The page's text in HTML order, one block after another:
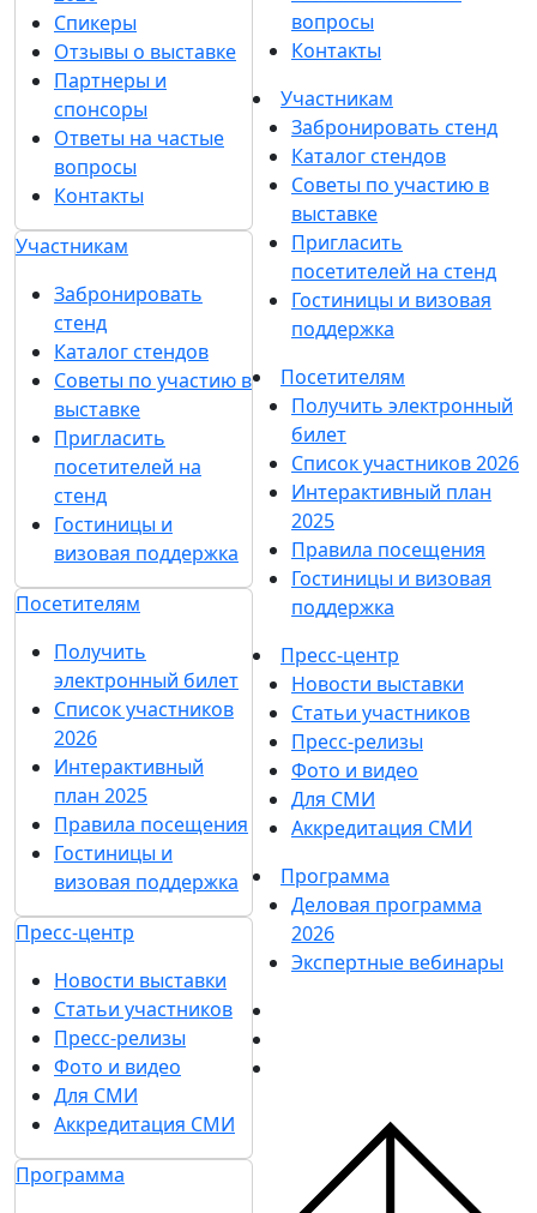
Спикеры
Отзывы о выставке
Партнеры и
спонсоры
Ответы на частые
вопросы
Контакты
Участникам
Забронировать
стенд
Каталог стендов
Советы по участию в
выставке
Пригласить
посетителей на
стенд
Гостиницы и
визовая поддержка
Посетителям
Получить
электронный билет
Список участников
2026
Интерактивный
план 2025
Правила посещения
Гостиницы и
визовая поддержка
Пресс-центр
Новости выставки
Статьи участников
Пресс-релизы
Фото и видео
Для СМИ
Аккредитация СМИ
Программа
вопросы
Контакты
Участникам
Забронировать стенд
Каталог стендов
Советы по участию в
выставке
Пригласить
посетителей на стенд
Гостиницы и визовая
поддержка
Посетителям
Получить электронный
билет
Список участников 2026
Интерактивный план
2025
Правила посещения
Гостиницы и визовая
поддержка
Пресс-центр
Новости выставки
Статьи участников
Пресс-релизы
Фото и видео
Для СМИ
Аккредитация СМИ
Программа
Деловая программа
2026
Экспертные вебинары